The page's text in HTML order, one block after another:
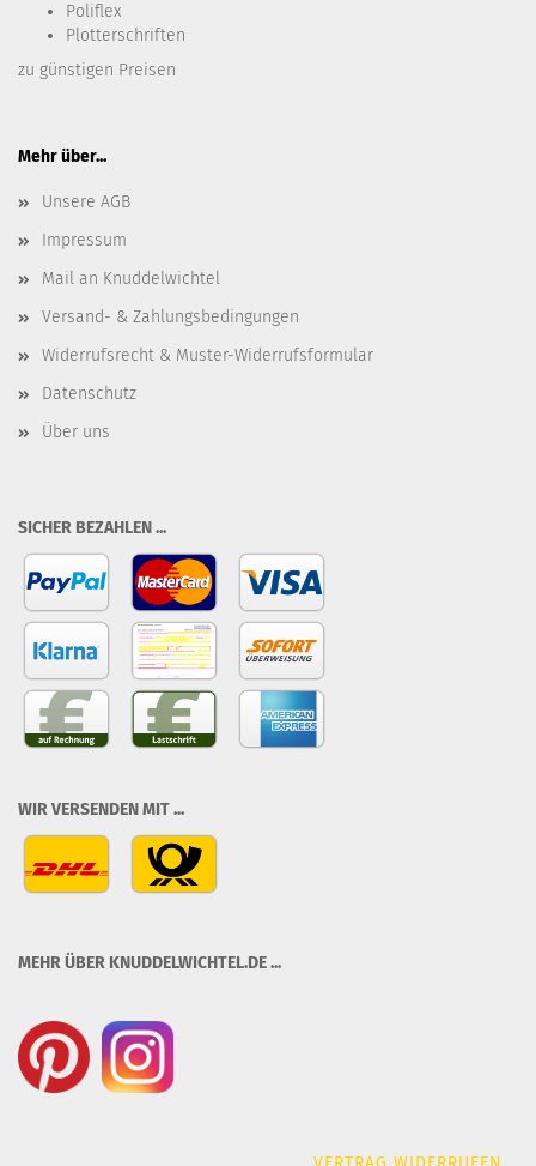
Poliflex
Plotterschriften
zu günstigen Preisen
Mehr über...
Unsere AGB
Impressum
Mail an Knuddelwichtel
Versand- & Zahlungsbedingungen
Widerrufsrecht & Muster-Widerrufsformular
Datenschutz
Über uns
SICHER BEZAHLEN ...
WIR VERSENDEN MIT ...
MEHR ÜBER KNUDDELWICHTEL.DE ...